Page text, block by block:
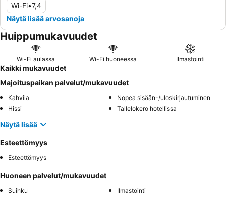
Wi-Fi•7,4
Näytä lisää arvosanoja
Huippumukavuudet
Wi-Fi aulassa Wi-Fi huoneessa Ilmastointi
Kaikki mukavuudet
Majoituspaikan palvelut/mukavuudet
Kahvila
Nopea sisään-/uloskirjautuminen
Hissi
Tallelokero hotellissa
Näytä lisää
Esteettömyys
Esteettömyys
Huoneen palvelut/mukavuudet
Suihku
Ilmastointi